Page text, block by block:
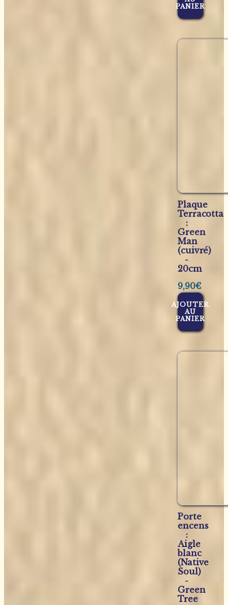
PANIER
Plaque
Terracotta
:
Green
Man
(cuivré)
-
20cm
9,90€
AJOUTER
AU
PANIER
Porte
encens
:
Aigle
blanc
(Native
Soul)
-
Green
Tree